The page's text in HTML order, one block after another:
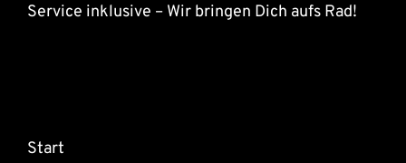
Service inklusive – Wir bringen Dich aufs Rad!
Start